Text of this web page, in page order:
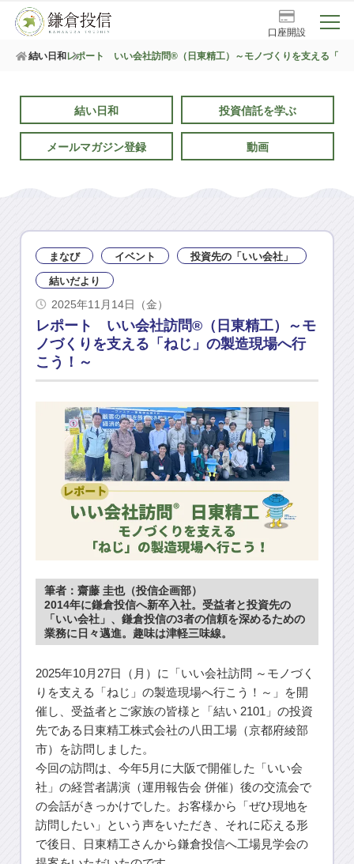
結い日和レポート いい会社訪問®（日東精工）～モノづくりを支える「ね
口座開設
結い日和 投資信託を学ぶ
メールマガジン登録 動画
まなび イベント 投資先の「いい会社」
結いだより
2025年11月14日（金）
レポート いい会社訪問®（日東精工）～モ
ノづくりを支える「ねじ」の製造現場へ行
こう！～
筆者：齋藤 圭也（投信企画部）
2014年に鎌倉投信へ新卒入社。受益者と投資先の
「いい会社」、鎌倉投信の3者の信頼を深めるための
業務に日々邁進。趣味は津軽三味線。
2025年10月27日（月）に「いい会社訪問 ～モノづく
りを支える「ねじ」の製造現場へ行こう！～」を開
催し、受益者とご家族の皆様と「結い 2101」の投資
先である日東精工株式会社の八田工場（京都府綾部
市）を訪問しました。
今回の訪問は、今年5月に大阪で開催した「いい会
社」の経営者講演（運用報告会 併催）後の交流会で
の会話がきっかけでした。お客様から「ぜひ現地を
訪問したい」という声をいただき、それに応える形
で後日、日東精工さんから鎌倉投信へ工場見学会の